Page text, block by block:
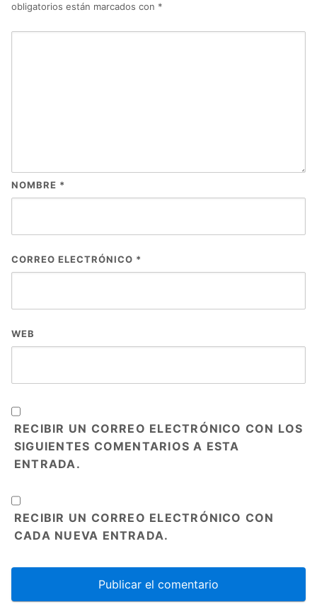
obligatorios están marcados con *
NOMBRE *
CORREO ELECTRÓNICO *
WEB
RECIBIR UN CORREO ELECTRÓNICO CON LOS
SIGUIENTES COMENTARIOS A ESTA
ENTRADA.
RECIBIR UN CORREO ELECTRÓNICO CON
CADA NUEVA ENTRADA.